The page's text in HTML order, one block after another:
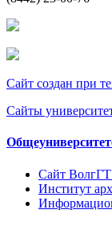
Сайт создан при
Сайты
Сайт
Институт